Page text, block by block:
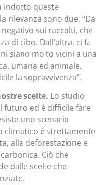
indotto queste
rilevanza sono due. “Da
sui raccolti, che
di cibo. Dall’altra, ci fa
siano molto vicini a una
umana ed animale,
la sopravvivenza”.
scelte. Lo studio
futuro ed è difficile fare
uno scenario
climatico è strettamente
alla deforestazione e
Ciò che
dalle scelte che